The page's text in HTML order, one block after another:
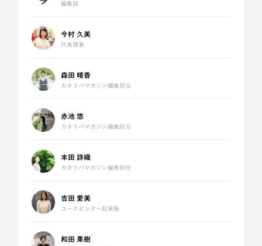
編集部
今村 久美
代表理事
森田 晴香
カタリバマガジン編集担当
赤池 悠
カタリバマガジン編集担当
本田 詩織
カタリバマガジン編集担当
吉田 愛美
ユースセンター起業塾
和田 果樹